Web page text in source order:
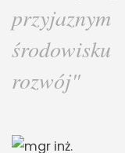
rozwój"